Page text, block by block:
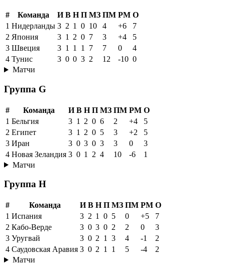
# Команда И В Н П МЗ ПМ РМ О
1 Нидерланды 3 2 1 0 10 4 +6
7
2 Япония 3 1 2 0 7 3 +4
5
3 Швеция 3 1 1 1 7 7 0
4
4 Тунис 3 0 0 3 2 12 -10 0
Матчи
Группа G
# Команда И В Н П МЗ ПМ РМ О
1 Бельгия 3 1 2 0 6 2 +4
5
2 Египет 3 1 2 0 5 3 +2
5
3 Иран 3 0 3 0 3 3 0
3
4 Новая Зеландия 3 0 1 2 4 10 -6
1
Матчи
Группа H
# Команда И В Н П МЗ ПМ РМ О
1 Испания 3 2 1 0 5 0 +5
7
2 Кабо-Верде 3 0 3 0 2 2 0
3
3 Уругвай 3 0 2 1 3 4 -1
2
4 Саудовская Аравия 3 0 2 1 1 5 -4
2
Матчи